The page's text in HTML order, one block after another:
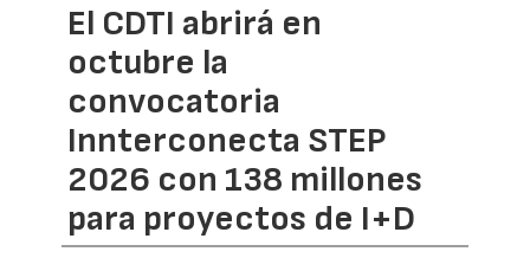
El CDTI abrirá en
octubre la
convocatoria
Innterconecta STEP
2026 con 138 millones
para proyectos de I+D